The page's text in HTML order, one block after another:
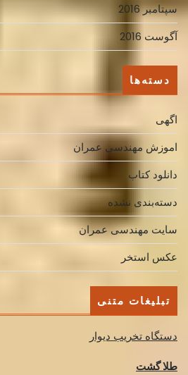
سپتامبر 2016
آگوست 2016
دسته‌ها
اگهی
اموزش مهندسی عمران
دانلود کتاب
دسته‌بندی نشده
سایت مهندسی عمران
عکس استخر
تبلیغات متنی
دستگاه تخریب دیوار
طلا گشت